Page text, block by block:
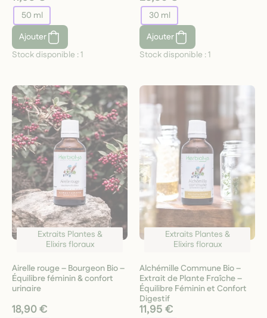
50 ml
Ajouter
Stock disponible :1
30 ml
Ajouter
Stock disponible :1
Extraits Plantes &
Elixirs floraux
Airelle rouge – Bourgeon Bio –
Équilibre féminin & confort
urinaire
18,90 €
Extraits Plantes &
Elixirs floraux
Alchémille Commune Bio –
Extrait de Plante Fraîche –
Équilibre Féminin et Confort
Digestif
11,95 €